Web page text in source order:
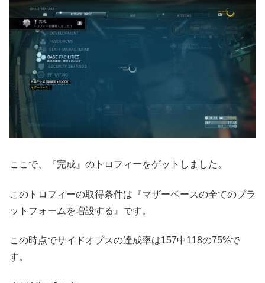
ここで、『完成』のトロフィーをゲットしました。
このトロフィーの取得条件は『マザーベースの全てのプラ
ットフォームを増設する』です。
この時点でサイドオプスの達成率は157中118の75%で
す。